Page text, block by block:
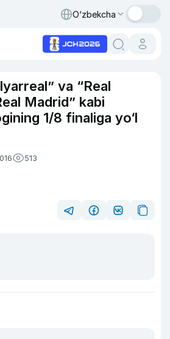
O‘zbekcha
va “Real
Madrid” kabi
1/8 finaliga yo‘l
513